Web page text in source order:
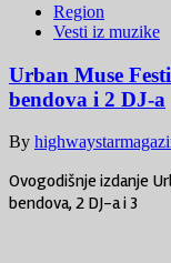
Region
Vesti iz muzike
Urban Muse
bendova i 2 DJ-a
By
Ovogodišnje izdanje
bendova, 2 DJ-a i 3